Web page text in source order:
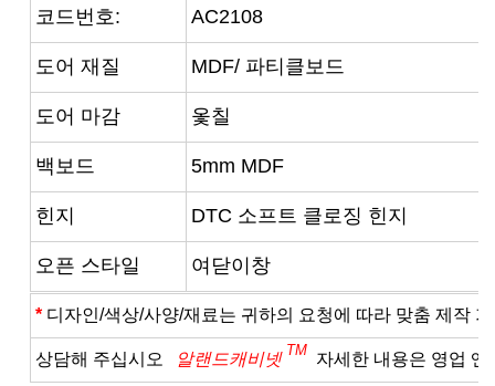
코드번호: AC2108
도어 재질 MDF/ 파티클보드
도어 마감 옻칠
백보드 5mm MDF
힌지 DTC 소프트 클로징 힌지
오픈 스타일 여닫이창
* 디자인/색상/사양/재료는 귀하의 요청에 따라 맞춤 제작
상담해 주십시오 알랜드캐비넷
TM
자세한 내용은 영업 엔